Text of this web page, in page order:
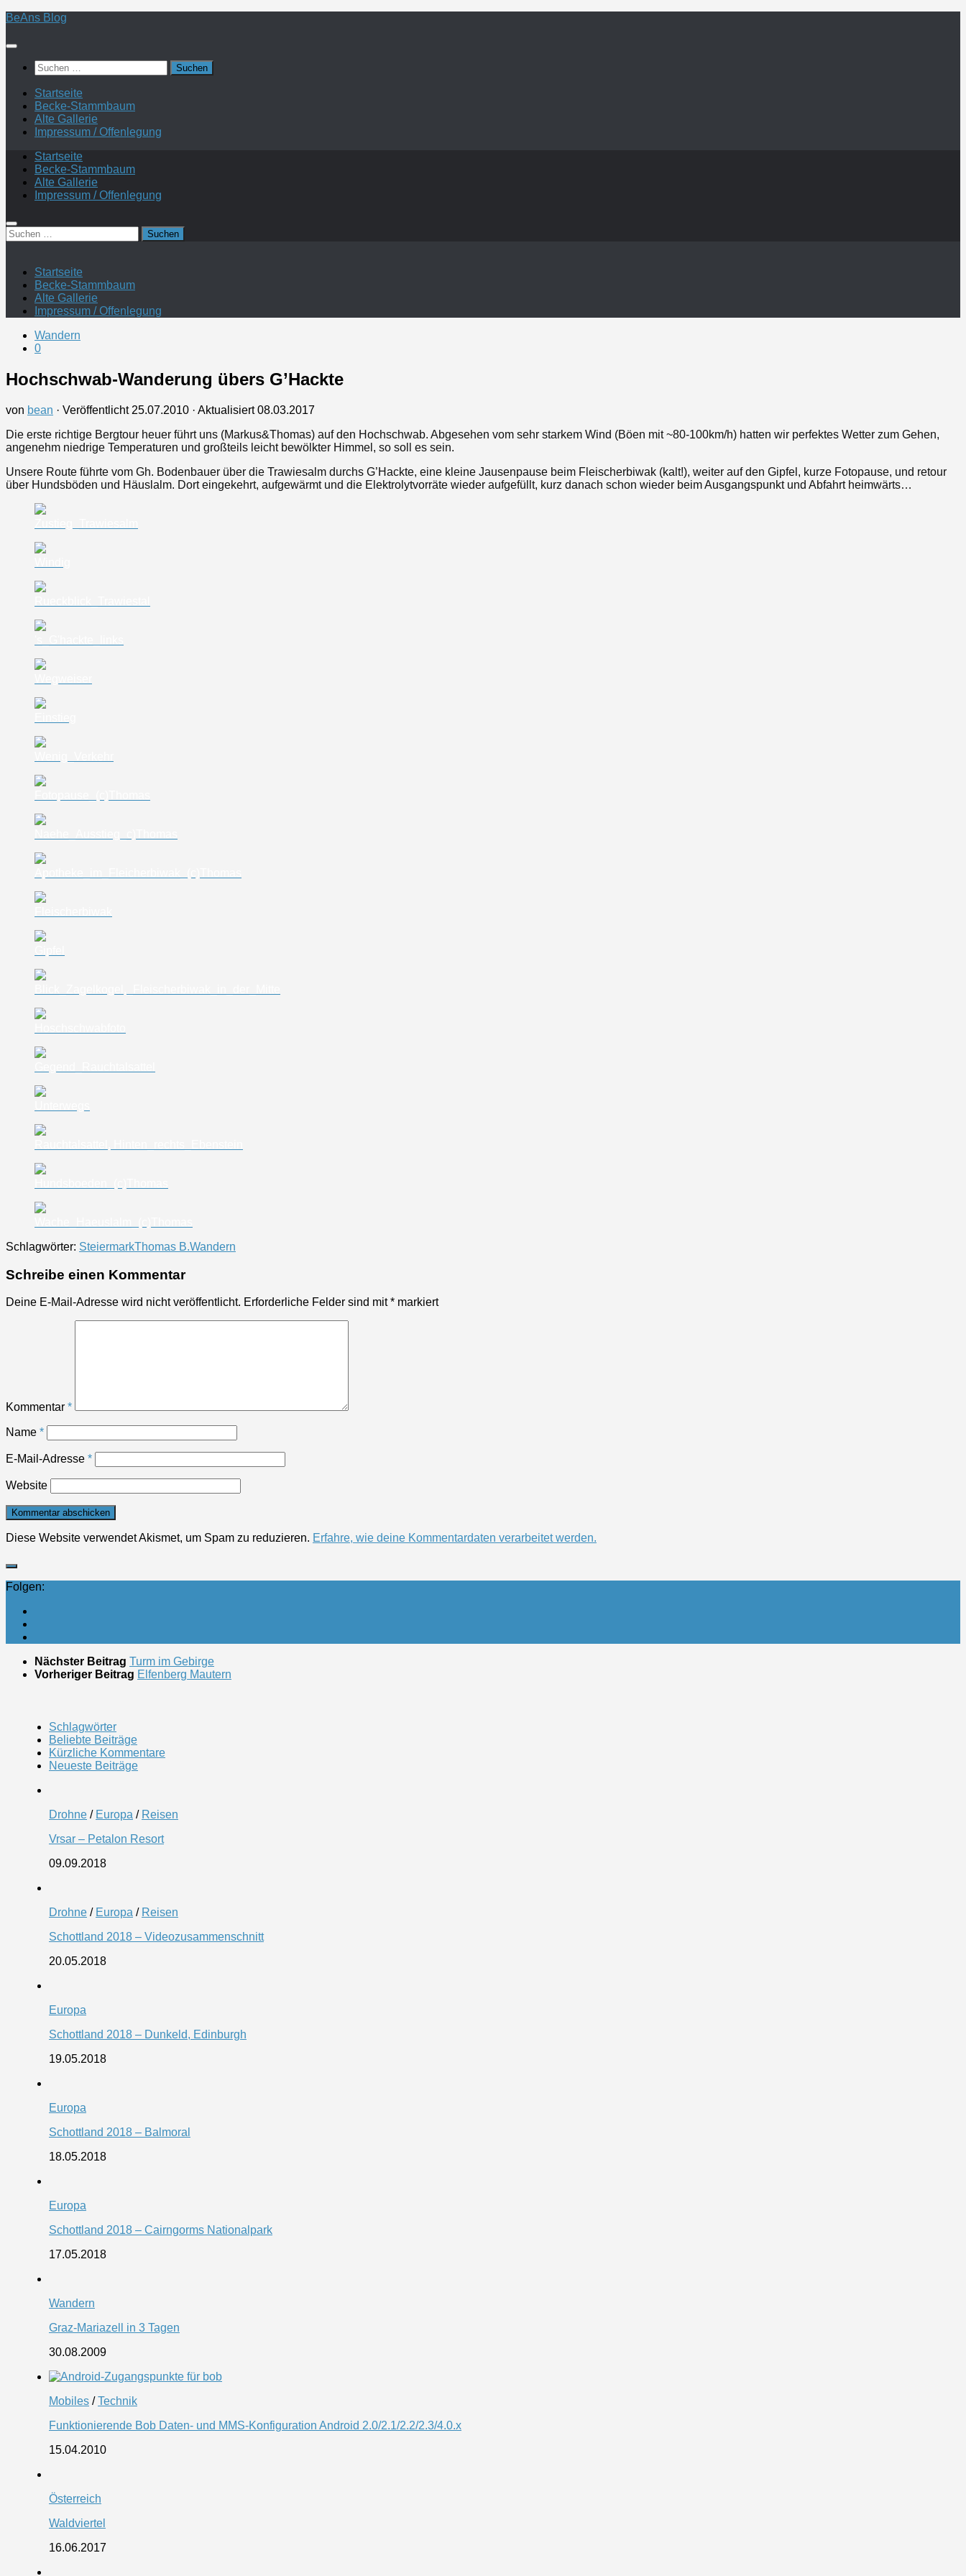
Zum
springen
BeAns Blog
Suchen
nach:
Startseite
Becke-Stammbaum
Alte Gallerie
Impressum / Offenlegung
Startseite
Becke-Stammbaum
Alte Gallerie
Impressum / Offenlegung
Suchen
nach:
Startseite
Becke-Stammbaum
Alte Gallerie
Impressum / Offenlegung
Wandern
0
Hochschwab-Wanderung übers G’Hackte
von bean · Veröffentlicht 25.07.2010 · Aktualisiert08.03.2017
Die erste richtige Bergtour heuer führt uns (Markus&Thomas) auf den Hochschwab. Abgesehen vom sehr starkem Wind (Böen mit ~80-100km/h) hatten wir perfektes Wetter zum Gehen,
angenehm niedrige Temperaturen und großteils leicht bewölkter Himmel, so soll es sein.
Unsere Route führte vom Gh. Bodenbauer über die Trawiesalm durchs G’Hackte, eine kleine Jausenpause beim Fleischerbiwak (kalt!), weiter auf den Gipfel, kurze Fotopause, und retour
über Hundsböden und Häuslalm. Dort eingekehrt, aufgewärmt und die Elektrolytvorräte wieder aufgefüllt, kurz danach schon wieder beim Ausgangspunkt und Abfahrt heimwärts…
Schlagwörter: SteiermarkThomas B.Wandern
Schreibe einen Kommentar
Deine E-Mail-Adresse wird nicht veröffentlicht. Erforderliche Felder sind mit* markiert
Kommentar *
Name *
E-Mail-Adresse *
Website
Diese Website verwendet Akismet, um Spam zu reduzieren. Erfahre, wie deine Kommentardaten verarbeitet werden.
Folgen:
Nächster Beitrag Turm im Gebirge
Vorheriger Beitrag Elfenberg Mautern
Schlagwörter
Beliebte Beiträge
Kürzliche Kommentare
Neueste Beiträge
Drohne / Europa / Reisen
Vrsar – Petalon Resort
09.09.2018
Drohne / Europa / Reisen
Schottland 2018 – Videozusammenschnitt
20.05.2018
Europa
Schottland 2018 – Dunkeld, Edinburgh
19.05.2018
Europa
Schottland 2018 – Balmoral
18.05.2018
Europa
Schottland 2018 – Cairngorms Nationalpark
17.05.2018
Wandern
Graz-Mariazell in 3 Tagen
30.08.2009
Mobiles /Technik
Funktionierende Bob Daten- und MMS-Konfiguration Android 2.0/2.1/2.2/2.3/4.0.x
15.04.2010
Österreich
Waldviertel
16.06.2017